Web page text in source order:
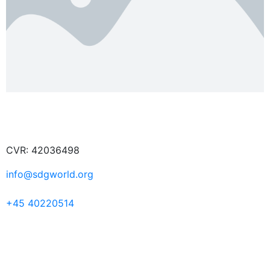
CVR: 42036498
info@sdgworld.org
+45 40220514